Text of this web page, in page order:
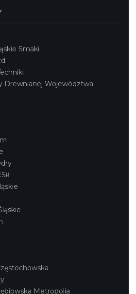
Smaki
Drewnianej Województwa
Metropolia